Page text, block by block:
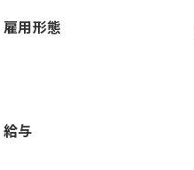
雇用形態
給与